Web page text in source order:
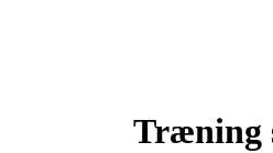
Træning